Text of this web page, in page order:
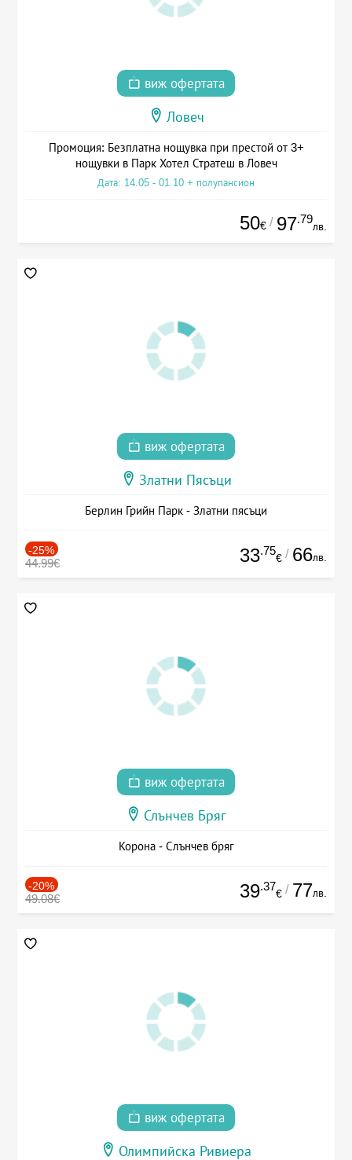
виж офертата
Ловеч
Промоция: Безплатна нощувка при престой от 3+
нощувки в Парк Хотел Стратеш в Ловеч
Дата: 14.05 - 01.10 + полупансион
50€ / 97.79
лв.
виж офертата
Златни Пясъци
Берлин Грийн Парк - Златни пясъци
-25%
44.99€ 33.75
€ / 66лв.
виж офертата
Слънчев Бряг
Корона - Слънчев бряг
-20%
49.08€ 39.37
€ / 77лв.
виж офертата
Олимпийска Ривиера